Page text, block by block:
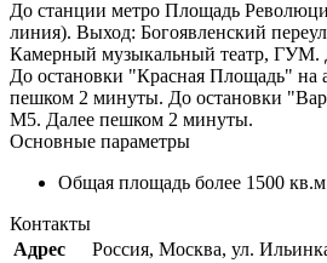
До станции метро Площадь
линия). Выход: Богоявленский
Камерный музыкальный театр, ГУМ.
До остановки "Красная Площадь" на
пешком 2 минуты. До остановки
М5. Далее пешком 2 минуты.
Основные параметры
Общая площадь более 1500 кв.м
Контакты
Адрес
Россия, Москва, ул.